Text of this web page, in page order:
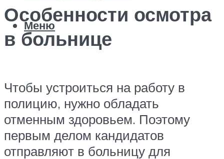
Меню
Особенности осмотра
в больнице
Чтобы устроиться на работу в
полицию, нужно обладать
отменным здоровьем. Поэтому
первым делом кандидатов
отправляют в больницу для